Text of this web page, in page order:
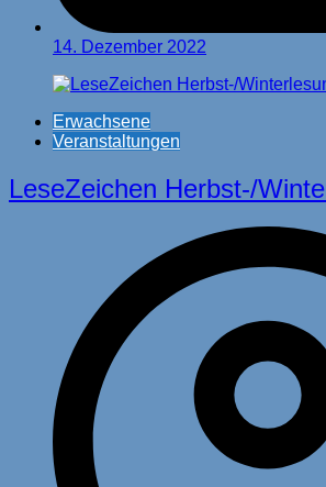
14. Dezember 2022
Erwachsene
Veranstaltungen
LeseZeichen Herbst-/